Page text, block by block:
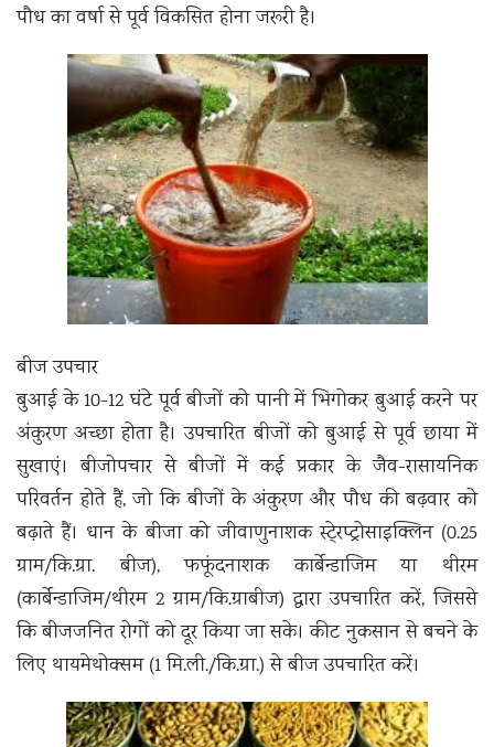
पौध का वर्षा से पूर्व विकसित होना जरूरी है।
बीज उपचार
बुआई के 10-12 घंटे पूर्व बीजों को पानी में भिगोकर बुआई करने पर
अंकुरण अच्छा होता है। उपचारित बीजों को बुआई से पूर्व छाया में
सुखाएं। बीजोपचार से बीजों में कई प्रकार के जैव-रासायनिक
परिवर्तन होते हैं, जो कि बीजों के अंकुरण और पौध की बढ़वार को
बढ़ाते हैं। धान के बीजा को जीवाणुनाशक स्टे्रप्ट्रोसाइक्लिन (0.25
ग्राम/कि.ग्रा. बीज), फफूंदनाशक कार्बेन्डाजिम या थीरम
(कार्बेन्डाजिम/थीरम 2 ग्राम/कि.ग्राबीज) द्वारा उपचारित करें, जिससे
कि बीजजनित रोगों को दूर किया जा सके। कीट नुकसान से बचने के
लिए थायमेथोक्सम (1 मि.ली./कि.ग्रा.) से बीज उपचारित करें।